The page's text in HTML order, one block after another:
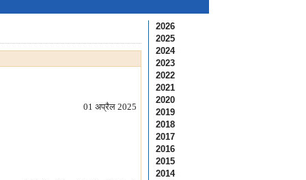
01 अप्रैल 2025
2026
2025
2024
2023
2022
2021
2020
2019
2018
2017
2016
2015
2014